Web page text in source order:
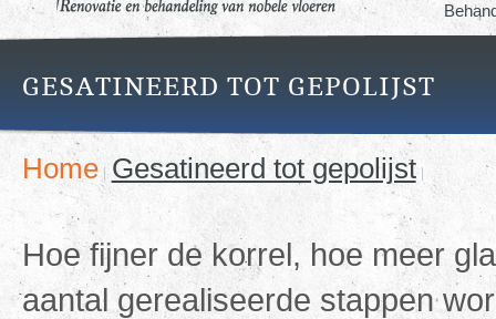
GESATINEERD TOT GEPOLIJST
Home Gesatineerd tot gepolijst
Hoe fijner de korrel, hoe meer
aantal gerealiseerde stappen